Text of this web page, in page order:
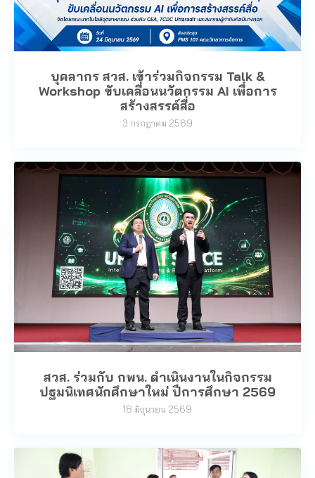
บุคลากร สวส. เข้าร่วมกิจกรรม Talk &
Workshop ขับเคลื่อนนวัตกรรม AI เพื่อการ
สร้างสรรค์สื่อ
3 กรกฎาคม 2569
สวส. ร่วมกับ กพน. ดำเนินงานในกิจกรรม
ปฐมนิเทศนักศึกษาใหม่ ปีการศึกษา 2569
18 มิถุนายน 2569